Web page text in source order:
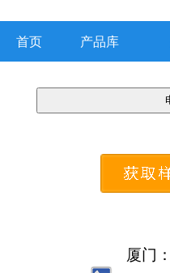
首页 产品库
厦门：